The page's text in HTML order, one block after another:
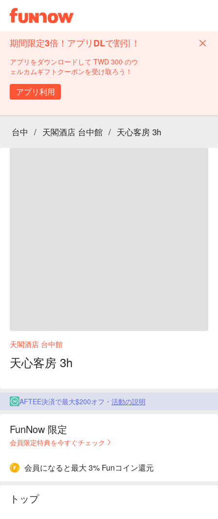
期間限定3倍！アプリDLで割引！
アプリをダウンロードして TWD 300 のウ
ェルカムギフトクーポンを受け取ろう！
アプリ利用
台中 / 天閣酒店 台中館 / 天心客房 3h
天閣酒店 台中館
天心客房 3h
AFTEE決済で最大$200オフ・ 活動の説明
FunNow 限定
会員限定特典を今すぐチェック
会員になると最大 3% Funコイン還元
トップ